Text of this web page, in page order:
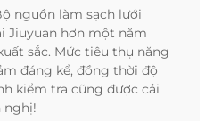
nguồn làm sạch lưới
Jiuyuan hơn một năm
sắc. Mức tiêu thụ năng
đáng kể, đồng thời độ
kiểm tra cũng được cải
nghị!